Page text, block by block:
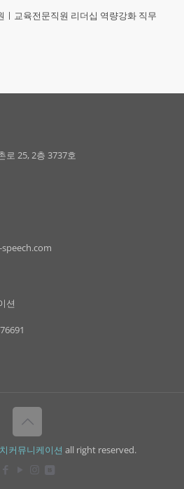
ㅣ교육전문직원 리더십 역량강화 직무
로 25, 2층 3737호
션
커뮤니케이션 all right reserved.